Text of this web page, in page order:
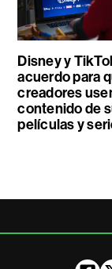
Disney y
acuerdo para
creadores
contenido de
películas y